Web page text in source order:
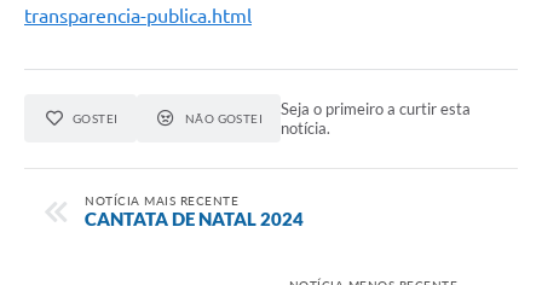
transparencia-publica.html
GOSTEI NÃO GOSTEI
Seja o primeiro a curtir esta
notícia.
NOTÍCIA MAIS RECENTE
CANTATA DE NATAL 2024